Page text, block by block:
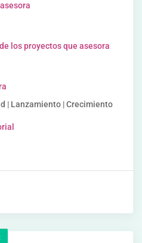
los proyectos que asesora
| Lanzamiento | Crecimiento